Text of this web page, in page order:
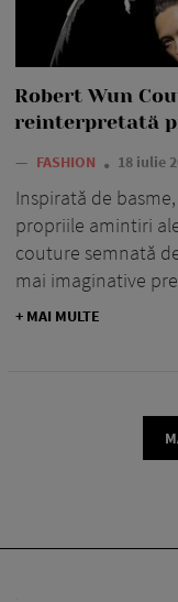
Robert Wun
reinterpretată
— FASHION 18 iulie
Inspirată de
propriile amintiri
couture semnată
mai imaginative
+ MAI MULTE